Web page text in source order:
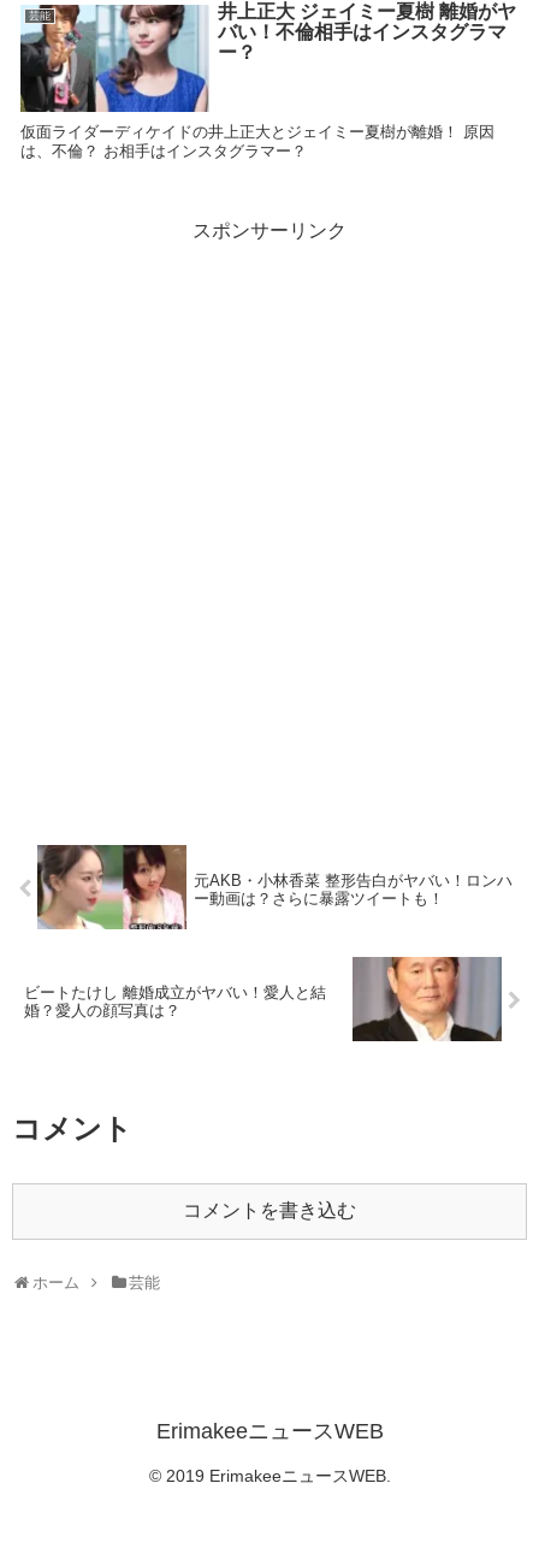
芸能
井上正大 ジェイミー夏樹 離婚がヤ
バい！不倫相手はインスタグラマ
ー？
仮面ライダーディケイドの井上正大とジェイミー夏樹が離婚！ 原因
は、不倫？ お相手はインスタグラマー？
スポンサーリンク
元AKB・小林香菜 整形告白がヤバい！ロンハ
ー動画は？さらに暴露ツイートも！
ビートたけし 離婚成立がヤバい！愛人と結
婚？愛人の顔写真は？
コメント
コメントを書き込む
ホーム 芸能
ErimakeeニュースWEB
© 2019 ErimakeeニュースWEB.